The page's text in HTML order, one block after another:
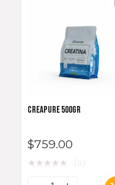
CREAPURE 500GR
$759.00
★★★★★